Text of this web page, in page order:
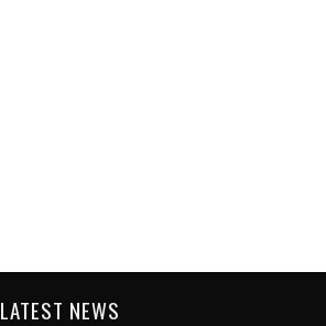
LATEST NEWS